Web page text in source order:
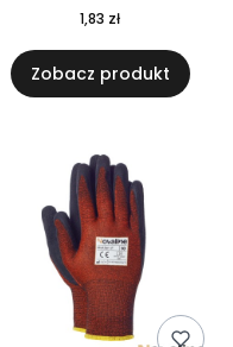
Cena
1,83 zł
Zobacz produkt